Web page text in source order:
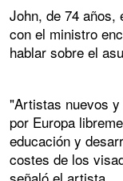
John, de 74 años,
con el ministro
hablar sobre el
"Artistas nuevos
por Europa
educación y
costes de los